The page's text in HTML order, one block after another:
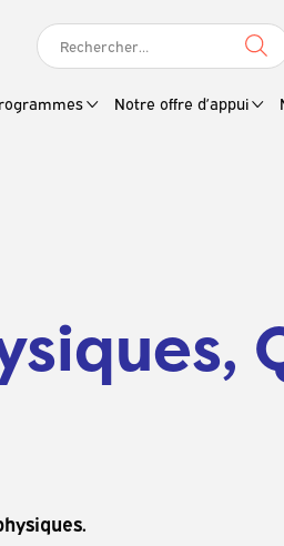
RECHERCHER :
Notre offre d’appui